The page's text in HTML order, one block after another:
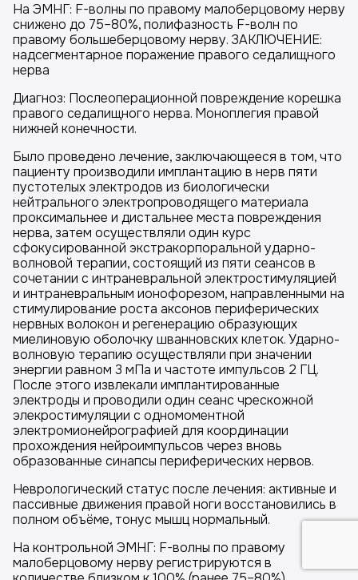
На ЭМНГ: F-волны по правому малоберцовому нерву
снижено до 75–80%, полифазность F-волн по
правому большеберцовому нерву. ЗАКЛЮЧЕНИЕ:
надсегментарное поражение правого седалищного
нерва
Диагноз: Послеоперационной повреждение корешка
правого седалищного нерва. Моноплегия правой
нижней конечности.
Было проведено лечение, заключающееся в том, что
пациенту производили имплантацию в нерв пяти
пустотелых электродов из биологически
нейтрального электропроводящего материала
проксимальнее и дистальнее места повреждения
нерва, затем осуществляли один курс
сфокусированной экстракорпоральной ударно-
волновой терапии, состоящий из пяти сеансов в
сочетании с интраневральной электростимуляцией
и интраневральным ионофорезом, направленными на
стимулирование роста аксонов периферических
нервных волокон и регенерацию образующих
миелиновую оболочку шванновских клеток. Ударно-
волновую терапию осуществляли при значении
энергии равном 3 мПа и частоте импульсов 2 ГЦ.
После этого извлекали имплантированные
электроды и проводили один сеанс чрескожной
элекростимуляции с одномоментной
электромионейрографией для координации
прохождения нейроимпульсов через вновь
образованные синапсы периферических нервов.
Неврологический статус после лечения: активные и
пассивные движения правой ноги восстановились в
полном объёме, тонус мышц нормальный.
На контрольной ЭМНГ: F-волны по правому
малоберцовому нерву регистрируются в